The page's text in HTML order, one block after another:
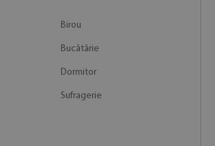
Birou
Bucătărie
Dormitor
Sufragerie